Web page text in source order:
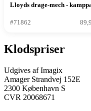
Lloyds drage-mech -
#71862
Klodspriser
Udgives af Imagix
Amager Strandvej 152E
2300 København S
CVR 20068671